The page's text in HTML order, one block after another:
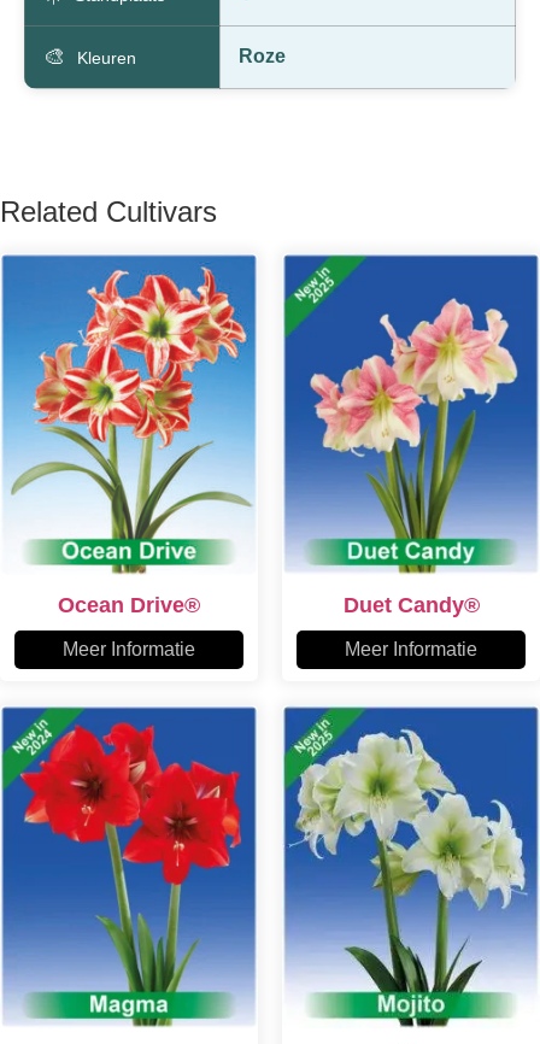
🎨 Kleuren Roze
Related Cultivars
Ocean Drive®
Meer Informatie
Duet Candy®
Meer Informatie